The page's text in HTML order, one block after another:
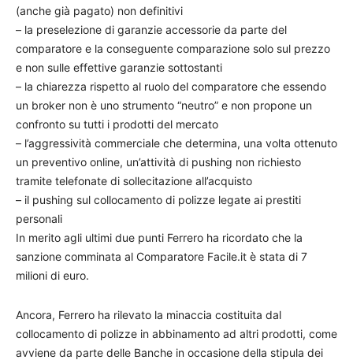
(anche già pagato) non definitivi
– la preselezione di garanzie accessorie da parte del
comparatore e la conseguente comparazione solo sul prezzo
e non sulle effettive garanzie sottostanti
– la chiarezza rispetto al ruolo del comparatore che essendo
un broker non è uno strumento “neutro” e non propone un
confronto su tutti i prodotti del mercato
– l’aggressività commerciale che determina, una volta ottenuto
un preventivo online, un’attività di pushing non richiesto
tramite telefonate di sollecitazione all’acquisto
– il pushing sul collocamento di polizze legate ai prestiti
personali
In merito agli ultimi due punti Ferrero ha ricordato che la
sanzione comminata al Comparatore Facile.it è stata di 7
milioni di euro.
Ancora, Ferrero ha rilevato la minaccia costituita dal
collocamento di polizze in abbinamento ad altri prodotti, come
avviene da parte delle Banche in occasione della stipula dei